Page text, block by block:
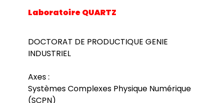
Laboratoire QUARTZ
DOCTORAT DE PRODUCTIQUE GENIE
INDUSTRIEL
Axes :
Systèmes Complexes Physique Numérique
(SCPN)